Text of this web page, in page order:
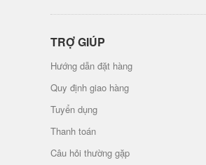
TRỢ GIÚP
Hướng dẫn đặt hàng
Quy định giao hàng
Tuyển dụng
Thanh toán
Câu hỏi thường gặp